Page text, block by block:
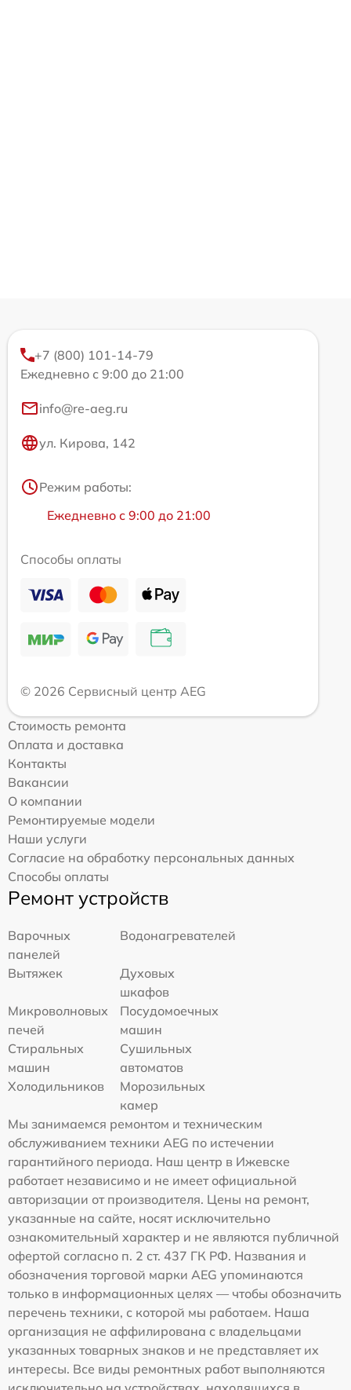
+7 (800) 101-14-79
Ежедневно с 9:00 до 21:00
info@re-aeg.ru
ул. Кирова, 142
Режим работы:
Ежедневно с 9:00 до 21:00
Способы оплаты
© 2026 Сервисный центр AEG
Стоимость ремонта
Оплата и доставка
Контакты
Вакансии
О компании
Ремонтируемые модели
Наши услуги
Согласие на обработку персональных данных
Способы оплаты
Ремонт устройств
Варочных
панелей
Водонагревателей
Вытяжек
Духовых
шкафов
Микроволновых
печей
Посудомоечных
машин
Стиральных
машин
Сушильных
автоматов
Холодильников
Морозильных
камер
Мы занимаемся ремонтом и техническим
обслуживанием техники AEG по истечении
гарантийного периода. Наш центр в Ижевске
работает независимо и не имеет официальной
авторизации от производителя. Цены на ремонт,
указанные на сайте, носят исключительно
ознакомительный характер и не являются публичной
офертой согласно п. 2 ст. 437 ГК РФ. Названия и
обозначения торговой марки AEG упоминаются
только в информационных целях — чтобы обозначить
перечень техники, с которой мы работаем. Наша
организация не аффилирована с владельцами
указанных товарных знаков и не представляет их
интересы. Все виды ремонтных работ выполняются